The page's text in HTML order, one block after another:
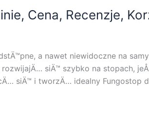
Cena, Recenzje,
a nawet niewidoczne na
siÄ™ szybko na stopach,
siÄ™ i tworzÄ… idealny Fungostop